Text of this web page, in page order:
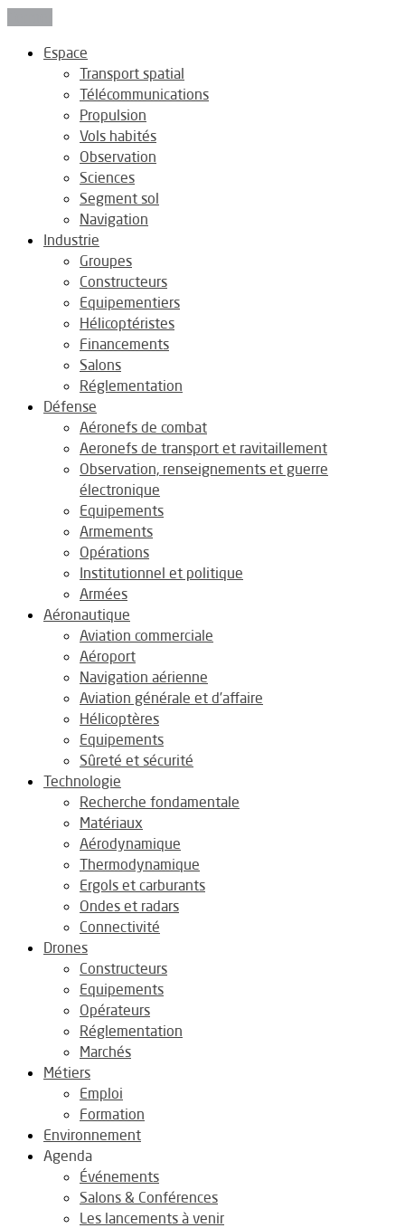
Espace
Transport spatial
Télécommunications
Propulsion
Vols habités
Observation
Sciences
Segment sol
Navigation
Industrie
Groupes
Constructeurs
Equipementiers
Hélicoptéristes
Financements
Salons
Réglementation
Défense
Aéronefs de combat
Aeronefs de transport et ravitaillement
Observation, renseignements et guerre
électronique
Equipements
Armements
Opérations
Institutionnel et politique
Armées
Aéronautique
Aviation commerciale
Aéroport
Navigation aérienne
Aviation générale et d’affaire
Hélicoptères
Equipements
Sûreté et sécurité
Technologie
Recherche fondamentale
Matériaux
Aérodynamique
Thermodynamique
Ergols et carburants
Ondes et radars
Connectivité
Drones
Constructeurs
Equipements
Opérateurs
Réglementation
Marchés
Métiers
Emploi
Formation
Environnement
Agenda
Événements
Salons & Conférences
Les lancements à venir